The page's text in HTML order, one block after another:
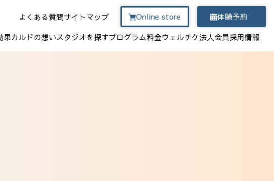
よくある質問サイトマップ
果カルドの想いスタジオを探すプログラム料金ウェルチケ法人会員採用情報
Online store 体験予約